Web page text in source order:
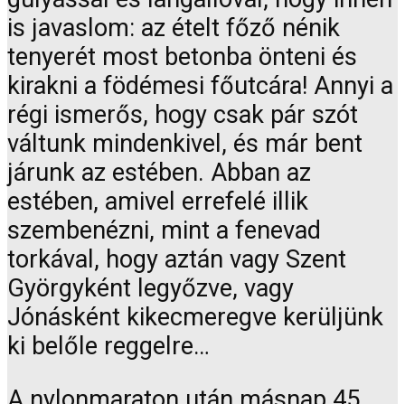
is javaslom: az ételt főző nénik
tenyerét most betonba önteni és
kirakni a födémesi főutcára! Annyi a
régi ismerős, hogy csak pár szót
váltunk mindenkivel, és már bent
járunk az estében. Abban az
estében, amivel errefelé illik
szembenézni, mint a fenevad
torkával, hogy aztán vagy Szent
Györgyként legyőzve, vagy
Jónásként kikecmeregve kerüljünk
ki belőle reggelre…